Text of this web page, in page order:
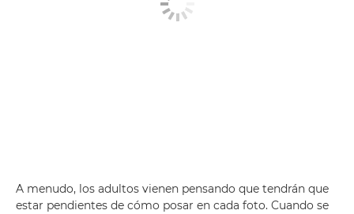
A menudo, los adultos vienen pensando que tendrán que
estar pendientes de cómo posar en cada foto. Cuando se